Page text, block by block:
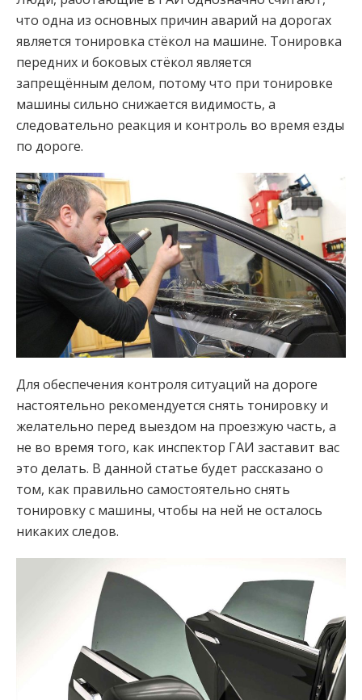
что одна из основных причин аварий на дорогах
является тонировка стёкол на машине. Тонировка
передних и боковых стёкол является
запрещённым делом, потому что при тонировке
машины сильно снижается видимость, а
следовательно реакция и контроль во время езды
по дороге.
Для обеспечения контроля ситуаций на дороге
настоятельно рекомендуется снять тонировку и
желательно перед выездом на проезжую часть, а
не во время того, как инспектор ГАИ заставит вас
это делать. В данной статье будет рассказано о
том, как правильно самостоятельно снять
тонировку с машины, чтобы на ней не осталось
никаких следов.